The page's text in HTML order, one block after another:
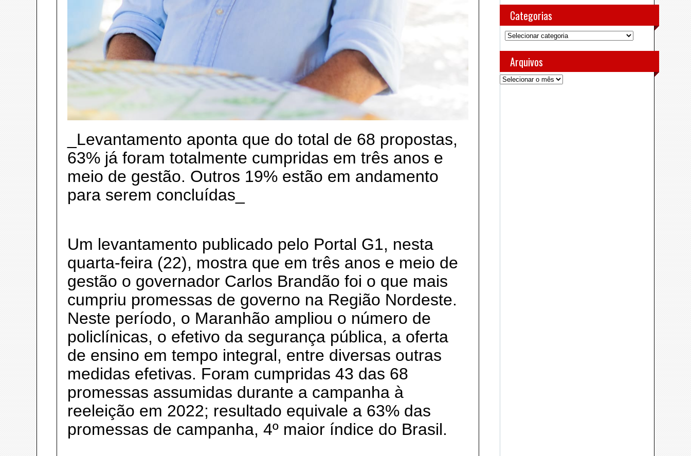
_Levantamento aponta que do total de 68 propostas,
63% já foram totalmente cumpridas em três anos e
meio de gestão. Outros 19% estão em andamento
para serem concluídas_
Um levantamento publicado pelo Portal G1, nesta
quarta-feira (22), mostra que em três anos e meio de
gestão o governador Carlos Brandão foi o que mais
cumpriu promessas de governo na Região Nordeste.
Neste período, o Maranhão ampliou o número de
policlínicas, o efetivo da segurança pública, a oferta
de ensino em tempo integral, entre diversas outras
medidas efetivas. Foram cumpridas 43 das 68
promessas assumidas durante a campanha à
reeleição em 2022; resultado equivale a 63% das
promessas de campanha, 4º maior índice do Brasil.
Categorias
Categorias
Arquivos
Arquivos